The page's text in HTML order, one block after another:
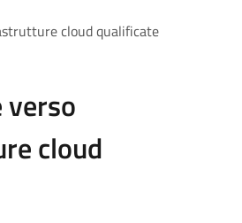
cloud qualificate
cloud